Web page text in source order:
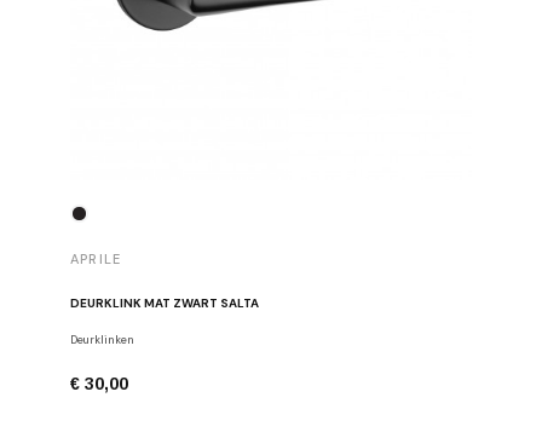
APRILE
DEURKLINK MAT ZWART SALTA
Deurklinken
€ 30,00